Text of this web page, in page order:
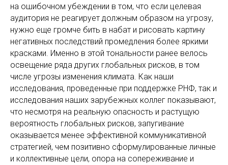
на ошибочном убеждении в том, что если целевая
аудитория не реагирует должным образом на угрозу,
нужно еще громче бить в набат и рисовать картину
негативных последствий промедления более яркими
красками. Именно в этой тональности ранее велось
освещение ряда других глобальных рисков, в том
числе угрозы изменения климата. Как наши
исследования, проведенные при поддержке РНФ, так и
исследования наших зарубежных коллег показывают,
что несмотря на реальную опасность и растущую
вероятность глобальных рисков, запугивание
оказывается менее эффективной коммуникативной
стратегией, чем позитивно сформулированные личные
и коллективные цели, опора на сопереживание и